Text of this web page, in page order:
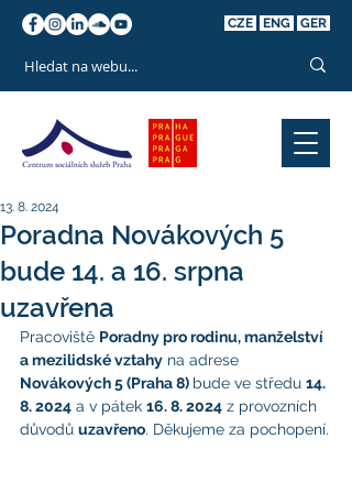
CZE ENG GER
Poradna Novákových 5
bude 14. a 16. srpna
uzavřena
13. 8. 2024
Pracoviště Poradny pro rodinu, manželství
a mezilidské vztahy na adrese
Novákových 5 (Praha 8) bude ve středu 14.
8. 2024 a v pátek 16. 8. 2024 z provozních
důvodů uzavřeno. Děkujeme za pochopení.